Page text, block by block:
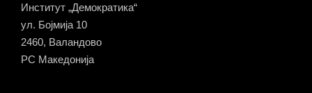
Институт „Демократика“
ул. Бојмија 10
2460, Валандово
РС Македонија